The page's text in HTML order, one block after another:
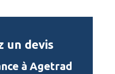
un devis
à Agetrad